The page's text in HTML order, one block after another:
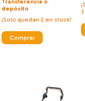
Transferencia o
depósito
¡Solo quedan 2 en stock!
Comprar
3